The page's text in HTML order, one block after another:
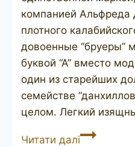
компанией Альфреда
плотного
довоенные “бруеры”
буквой “А” вместо
один из старейших
семействе
целом. Легкий
Читати даліDUNHILL